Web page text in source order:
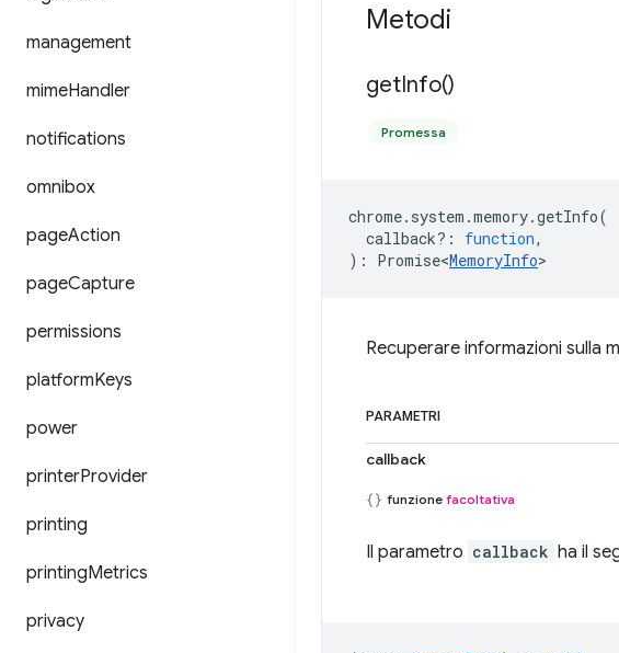
management
mimeHandler
notifications
omnibox
pageAction
pageCapture
permissions
platformKeys
power
printerProvider
printing
printingMetrics
privacy
Metodi
getInfo()
Promessa
chrome. system .memory.getInfo(
callback? : function,
) : Promise<MemoryInfo>
Recuperare informazioni sulla
PARAMETRI
callback
funzione facoltativa
Il parametro callback ha il